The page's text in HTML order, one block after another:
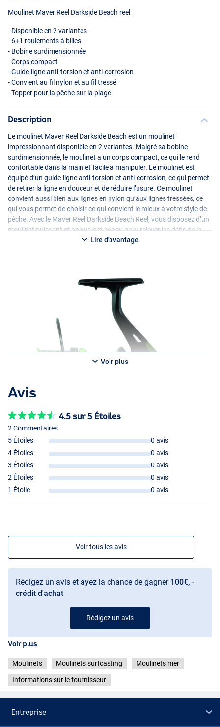
Moulinet Maver Reel Darkside Beach reel
- Disponible en 2 variantes
- 6+1 roulements à billes
- Bobine surdimensionnée
- Corps compact
- Guide-ligne anti-torsion et anti-corrosion
- Convient au fil nylon et au fil tressé
- Topper pour la pêche sur la plage
Description
Le moulinet Maver Reel Darkside Beach est un moulinet
impressionnant disponible en 2 variantes. Malgré sa bobine
surdimensionnée, le moulinet a un corps compact, ce qui le rend
confortable dans la main et facile à manipuler. Le moulinet est
équipé d’un guide-ligne anti-torsion et anti-corrosion, ce qui permet
de retirer la ligne en douceur et de réduire l’usure. Ce moulinet
convient aussi bien aux lignes en nylon qu’aux lignes tressées, ce
qui vous permet de choisir ce qui convient le mieux à votre style de
pêche. Avec le Maver Reel Darkside Beach Reel, vous disposez d’un
moulinet puissant et polyvalent conçu pour relever les défis de la
- Roulements à billes : 6+1
- Capacité de ligne : 0.20mm/290m
- Bobine de taille 7000 sur un corps de taille 5000
- Rapport de vitesse : 4.6:1
- Traction : 18kg
- Capacité de ligne : 0.20mm/300m
Lire d'avantage
Voir plus
Avis
4.5 sur 5 Étoiles
2 Commentaires
5 Étoiles
0 avis
4 Étoiles
0 avis
3 Étoiles
0 avis
2 Étoiles
0 avis
1 Étoile
0 avis
Voir tous les avis
Rédigez un avis et ayez la chance de gagner 100€, -
crédit d'achat
Rédigez un avis
Voir plus
Moulinets Moulinets surfcasting Moulinets mer
Informations sur le fournisseur
Entreprise